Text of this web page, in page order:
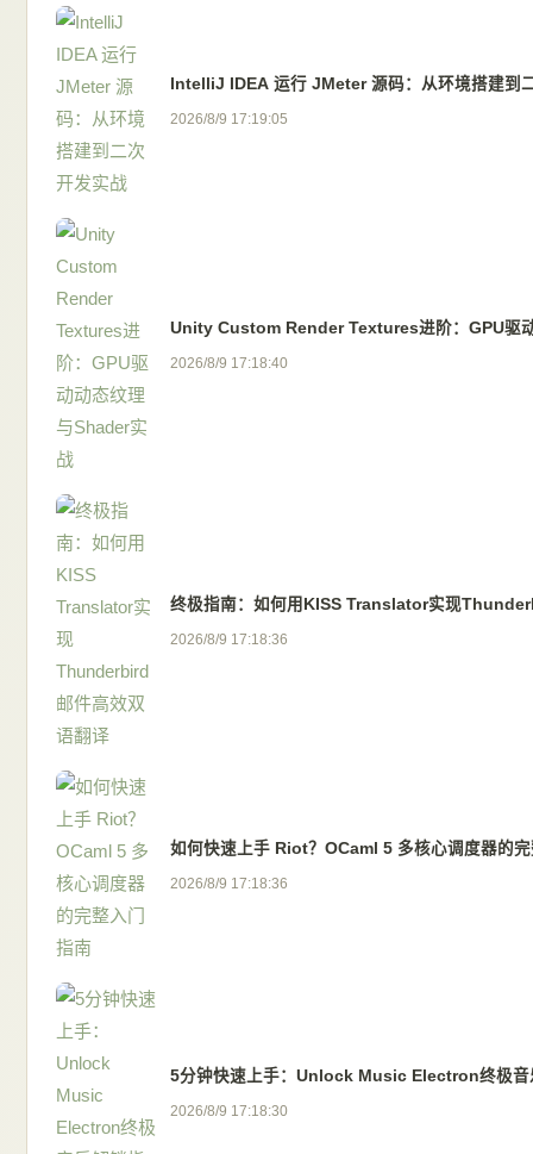
IntelliJ IDEA 运行 JMeter 源码：从环境搭建到
2026/8/9 17:19:05
Unity Custom Render Textures进阶：GPU驱
2026/8/9 17:18:40
终极指南：如何用KISS Translator实现
2026/8/9 17:18:36
如何快速上手 Riot？OCaml 5 多核心调度器的
2026/8/9 17:18:36
5分钟快速上手：Unlock Music Electron终极音
2026/8/9 17:18:30